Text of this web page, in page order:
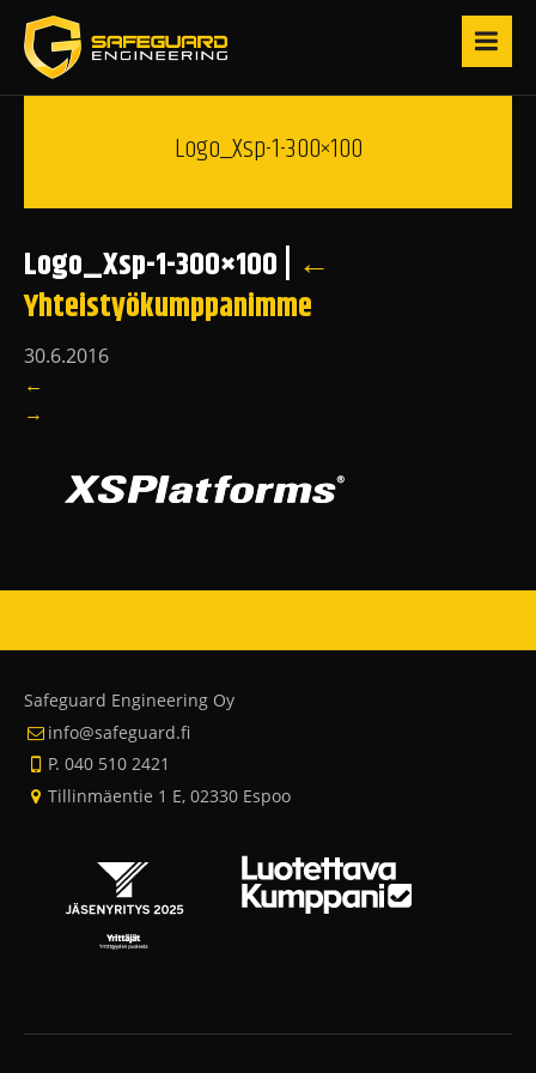
Logo_Xsp-1-300×100
Logo_Xsp-1-300×100 ←
Yhteistyökumppanimme
30.6.2016
←
→
Safeguard Engineering Oy
info@safeguard.fi
P. 040 510 2421
Tillinmäentie 1 E, 02330 Espoo